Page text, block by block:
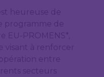
heureuse de
programme de
EU-PROMENS*,
visant à renforcer
entre
secteurs